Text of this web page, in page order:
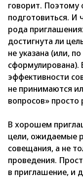
говорит. Поэтому
подготовиться. И
рода
достигнута ли
не указана (или,
сформулирована).
эффективности
не принимаются
вопросов»
В хорошем
цели, ожидаемые
совещания, а не
проведения.
в приглашение, и